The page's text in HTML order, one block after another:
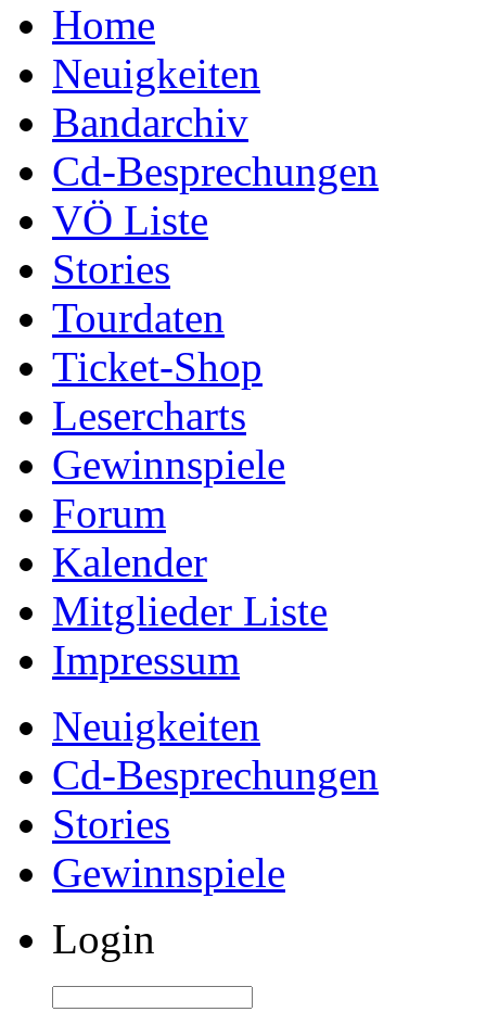
Home
Neuigkeiten
Bandarchiv
Cd-Besprechungen
VÖ Liste
Stories
Tourdaten
Ticket-Shop
Lesercharts
Gewinnspiele
Forum
Kalender
Mitglieder Liste
Impressum
Neuigkeiten
Cd-Besprechungen
Stories
Gewinnspiele
Login